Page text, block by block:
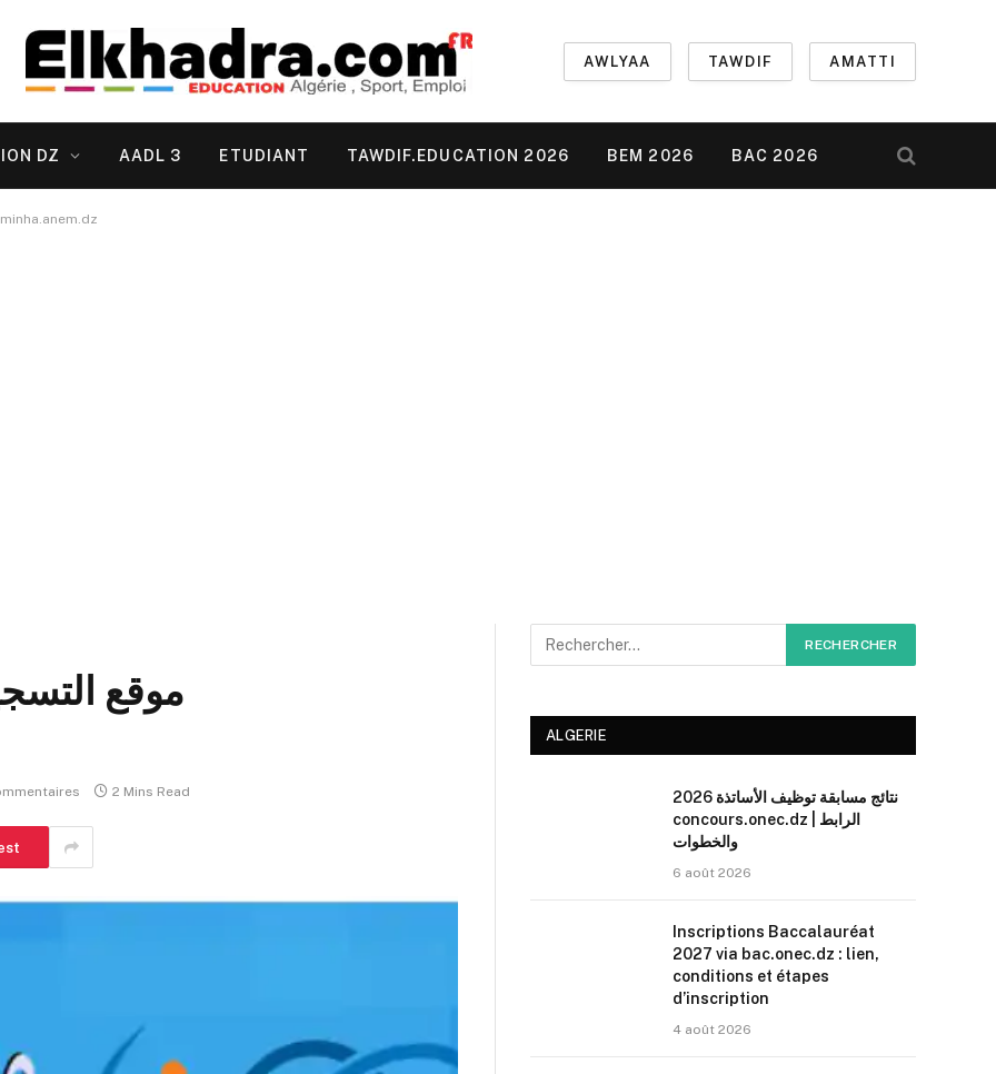
AWLYAA TAWDIF AMATTI
DZ AADL 3 ETUDIANT TAWDIF.EDUCATION 2026 BEM 2026 BAC 2026
موقع التسجيل في منحة البطالة 2026 minha.anem.dz
2 Mins Read
ALGERIE
نتائج مسابقة توظيف الأساتذة 2026
concours.onec.dz | الرابط
والخطوات
6 août 2026
Inscriptions Baccalauréat
2027 via bac.onec.dz : lien,
conditions et étapes
d’inscription
4 août 2026